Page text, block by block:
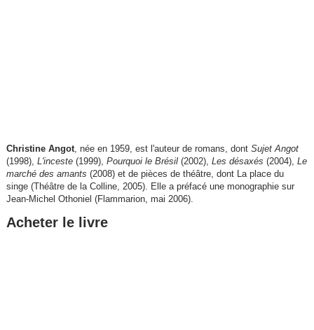
Christine Angot, née en 1959, est l'auteur de romans, dont Sujet Angot
(1998), L'inceste(1999), Pourquoi le Brésil (2002), Les désaxés (2004), Le
marché des amants (2008) et de pièces de théâtre, dont La place du
singe (Théâtre de la Colline, 2005). Elle a préfacé une monographie sur
Jean-Michel Othoniel (Flammarion, mai 2006).
Acheter le livre